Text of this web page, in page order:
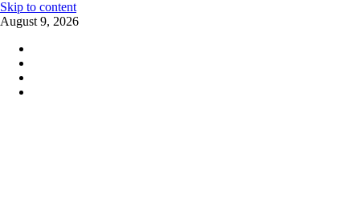
Skip to content
August 9, 2026